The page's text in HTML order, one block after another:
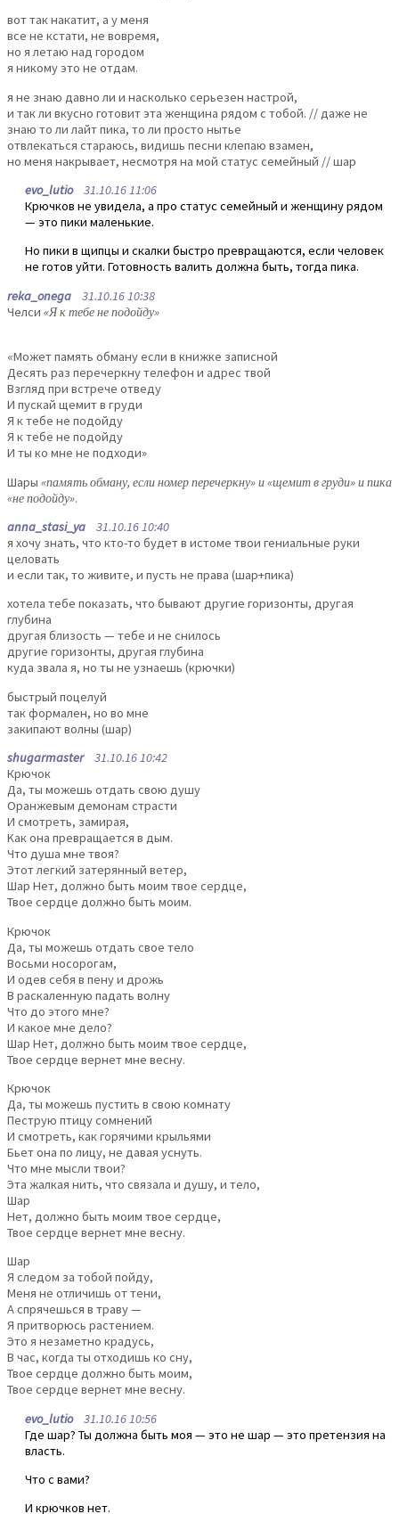
вот так накатит, а у меня
все не кстати, не вовремя,
но я летаю над городом
я никому это не отдам.
я не знаю давно ли и насколько серьезен настрой,
и так ли вкусно готовит эта женщина рядом с тобой. // даже не
знаю то ли лайт пика, то ли просто нытье
отвлекаться стараюсь, видишь песни клепаю взамен,
но меня накрывает, несмотря на мой статус семейный // шар
evo_lutio31.10.16 11:06
Крючков не увидела, а про статус семейный и женщину рядом
— это пики маленькие.
Но пики в щипцы и скалки быстро превращаются, если человек
не готов уйти. Готовность валить должна быть, тогда пика.
reka_onega 31.10.16 10:38
Челси «Я к тебе не подойду»
«Может память обману если в книжке записной
Десять раз перечеркну телефон и адрес твой
Взгляд при встрече отведу
И пускай щемит в груди
Я к тебе не подойду
Я к тебе не подойду
И ты ко мне не подходи»
Шары «память обману, если номер перечеркну» и «щемит в груди» и пика
«не подойду».
anna_stasi_ya 31.10.16 10:40
я хочу знать, что кто-то будет в истоме твои гениальные руки
целовать
и если так, то живите, и пусть не права (шар+пика)
хотела тебе показать, что бывают другие горизонты, другая
глубина
другая близость — тебе и не снилось
другие горизонты, другая глубина
куда звала я, но ты не узнаешь (крючки)
быстрый поцелуй
так формален, но во мне
закипают волны (шар)
shugarmaster31.10.16 10:42
Крючок
Да, ты можешь отдать свою душу
Оранжевым демонам страсти
И смотреть, замирая,
Kак она превращается в дым.
Что душа мне твоя?
Этот легкий затерянный ветер,
Шар Hет, должно быть моим твое сердце,
Твое сердце должно быть моим.
Крючок
Да, ты можешь отдать свое тело
Восьми носорогам,
И одев себя в пену и дрожь
В раскаленную падать волну
Что до этого мне?
И какое мне дело?
Шар Hет, должно быть моим твое сердце,
Твое сердце вернет мне весну.
Крючок
Да, ты можешь пустить в свою комнату
Пеструю птицу сомнений
И смотреть, как горячими крыльями
Бьет она по лицу, не давая уснуть.
Что мне мысли твои?
Эта жалкая нить, что связала и душу, и тело,
Шар
Hет, должно быть моим твое сердце,
Твое сердце вернет мне весну.
Шар
Я следом за тобой пойду,
Меня не отличишь от тени,
А спрячешься в траву —
Я притворюсь растением.
Это я незаметно крадусь,
В час, когда ты отходишь ко сну,
Твое сердце должно быть моим,
Твое сердце вернет мне весну.
evo_lutio31.10.16 10:56
Где шар? Ты должна быть моя — это не шар — это претензия на
власть.
Что с вами?
И крючков нет.